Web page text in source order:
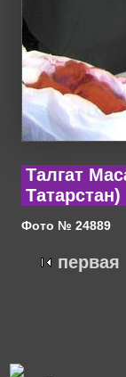
Талгат
Татарстан)
Фото № 24889
первая